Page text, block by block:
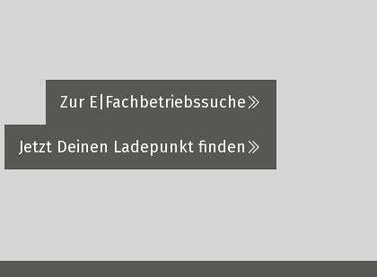
Zur E|Fachbetriebssuche
Jetzt Deinen Ladepunkt finden